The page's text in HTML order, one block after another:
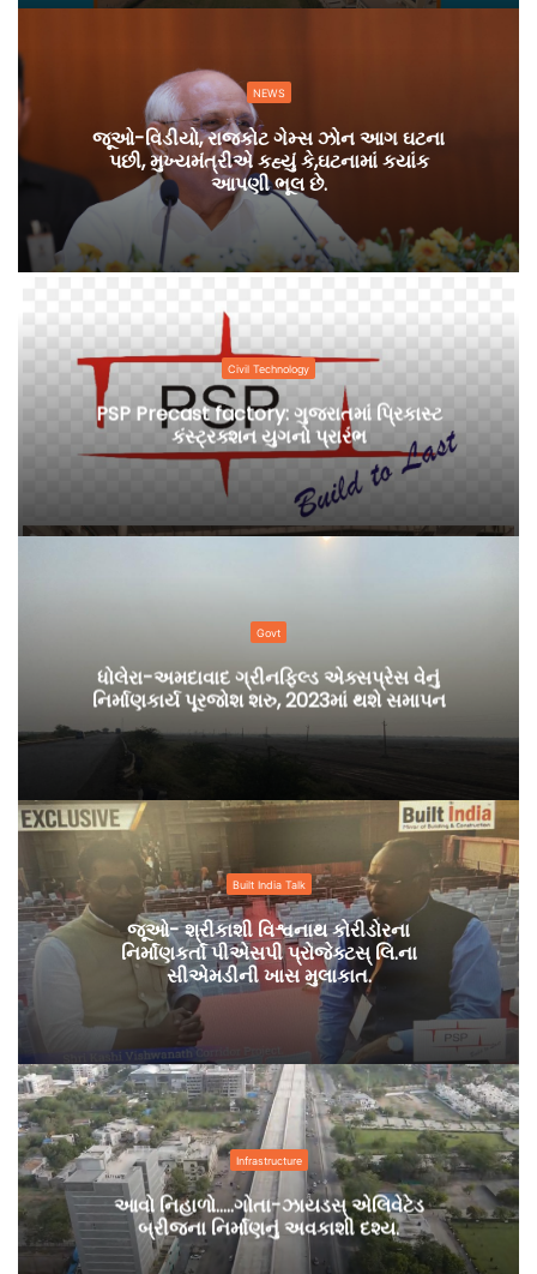
NEWS
જૂઓ-વિડીયો, રાજકોટ ગેમ્સ ઝોન આગ ઘટના
પછી, મુખ્યમંત્રીએ કહ્યું કે,ઘટનામાં કયાંક
આપણી ભૂલ છે.
Civil Technology
PSP Precast factory: ગુજરાતમાં પ્રિકાસ્ટ
કંસ્ટ્રક્શન યુગનો પ્રારંભ
Govt
ધોલેરા-અમદાવાદ ગ્રીનફિલ્ડ એક્સપ્રેસ વેનું
નિર્માણકાર્ય પૂરજોશ શરુ, 2023માં થશે સમાપન
Built India Talk
જૂઓ- શ્રીકાશી વિશ્વનાથ કોરીડોરના
નિર્માંણકર્તાં પીએસપી પ્રોજેક્ટસ્ લિ.ના
સીએમડીની ખાસ મુલાકાત.
Infrastructure
આવો નિહાળો…..ગોતા-ઝાયડસ્ એલિવેટેડ
બ્રીજના નિર્માંણનું અવકાશી દશ્ય.